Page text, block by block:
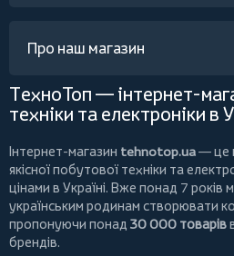
Про наш магазин
ТехноТоп — інтернет-
техніки та електроніки в
Інтернет-магазин tehnotop.ua— це
якісної побутової техніки та
цінами в Україні. Вже понад 7
українським родинам створювати
пропонуючи понад 30 000 товарів
брендів.